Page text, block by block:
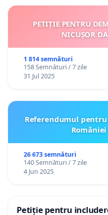
PETIȚIE PENTRU
NICUȘOR
1 814 semnături
158 Semnături / 7 zile
31 Jul 2025
Referendumul
26 673 semnături
140 Semnături / 7 zile
4 Jun 2025
Petiție pentru